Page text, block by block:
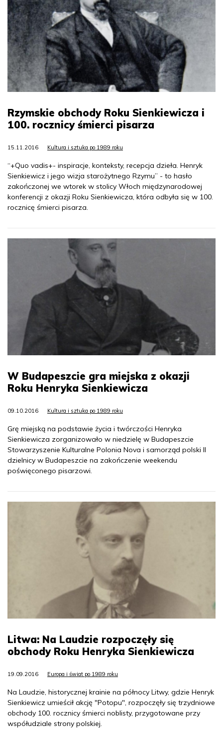
Rzymskie obchody Roku Sienkiewicza i
100. rocznicy śmierci pisarza
15.11.2016 Kultura i sztuka po 1989 roku
“+Quo vadis+- inspiracje, konteksty, recepcja dzieła. Henryk
Sienkiewicz i jego wizja starożytnego Rzymu” - to hasło
zakończonej we wtorek w stolicy Włoch międzynarodowej
konferencji z okazji Roku Sienkiewicza, która odbyła się w 100.
rocznicę śmierci pisarza.
W Budapeszcie gra miejska z okazji
Roku Henryka Sienkiewicza
09.10.2016 Kultura i sztuka po 1989 roku
Grę miejską na podstawie życia i twórczości Henryka
Sienkiewicza zorganizowało w niedzielę w Budapeszcie
Stowarzyszenie Kulturalne Polonia Nova i samorząd polski II
dzielnicy w Budapeszcie na zakończenie weekendu
poświęconego pisarzowi.
Litwa: Na Laudzie rozpoczęły się
obchody Roku Henryka Sienkiewicza
19.09.2016 Europa i świat po 1989 roku
Na Laudzie, historycznej krainie na północy Litwy, gdzie Henryk
Sienkiewicz umieścił akcję "Potopu", rozpoczęły się trzydniowe
obchody 100. rocznicy śmierci noblisty, przygotowane przy
współudziale strony polskiej.